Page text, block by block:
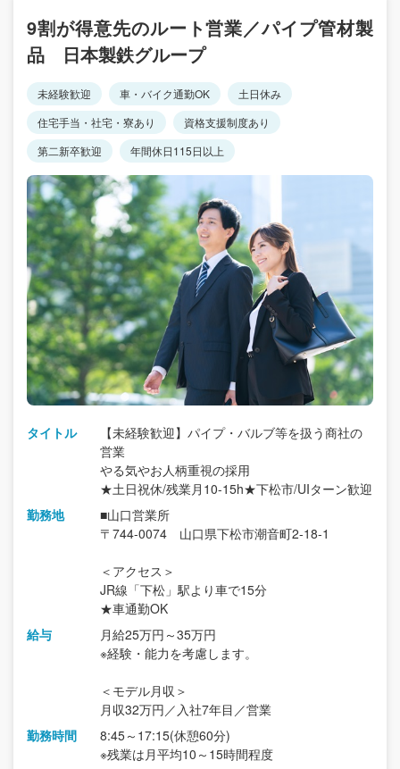
9割が得意先のルート営業／パイプ管材製
品 日本製鉄グループ
未経験歓迎 車・バイク通勤OK
土日休み
住宅手当・社宅・寮あり
資格支援制度あり
第二新卒歓迎
年間休日115日以上
タイトル
【未経験歓迎】パイプ・バルブ等を扱う商社の
営業
やる気やお人柄重視の採用
★土日祝休/残業月10-15h★下松市/UIターン歓迎
勤務地
■山口営業所
〒744-0074 山口県下松市潮音町2-18-1
＜アクセス＞
JR線「下松」駅より車で15分
★車通勤OK
給与
月給25万円～35万円
※経験・能力を考慮します。
＜モデル月収＞
月収32万円／入社7年目／営業
勤務時間
8:45～17:15(休憩60分)
※残業は月平均10～15時間程度